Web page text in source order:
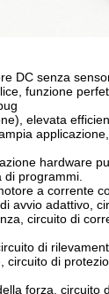
DC senza
funzione
elevata
applicazione,
hardware
programmi.
a corrente
avvio adattivo,
circuito di
di
circuito di
forza, circuito